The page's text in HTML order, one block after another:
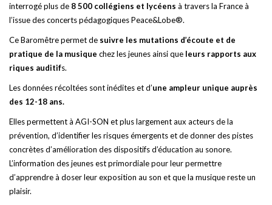
interrogé plus de 8 500 collégiens et lycéens à travers la France à
l’issue des concerts pédagogiques Peace&Lobe®.
Ce Baromêtre permet de suivre les mutations d’écoute et de
pratique de la musique chez les jeunes ainsi que leurs rapports aux
riques auditifs.
Les données récoltées sont inédites et d’une ampleur unique auprès
des 12-18 ans.
Elles permettent à AGI-SON et plus largement aux acteurs de la
prévention, d’identifier les risques émergents et de donner des pistes
concrètes d’amélioration des dispositifs d’éducation au sonore.
L’information des jeunes est primordiale pour leur permettre
d’apprendre à doser leur exposition au son et que la musique reste un
plaisir.